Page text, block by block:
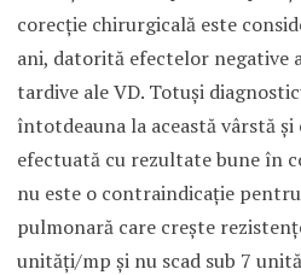
corecţie chirurgicală este
ani, datorită efectelor negative
tardive ale VD. Totuşi
întotdeauna la această vârstă
efectuată cu rezultate bune în
nu este o contraindicaţie
pulmonară care creşte
unităţi/mp şi nu scad sub 7